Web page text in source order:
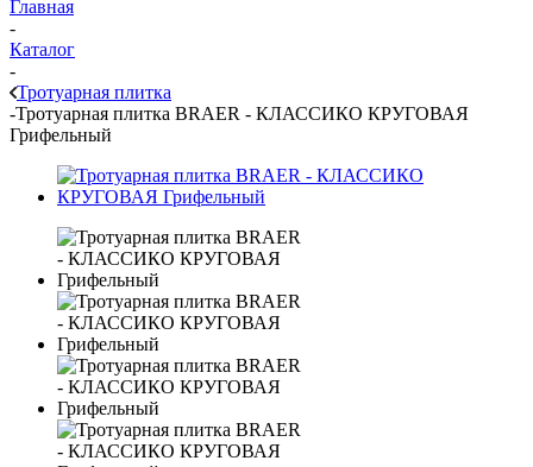
Главная
-
Каталог
-
Тротуарная плитка
-Тротуарная плитка BRAER - КЛАССИКО КРУГОВАЯ
Грифельный